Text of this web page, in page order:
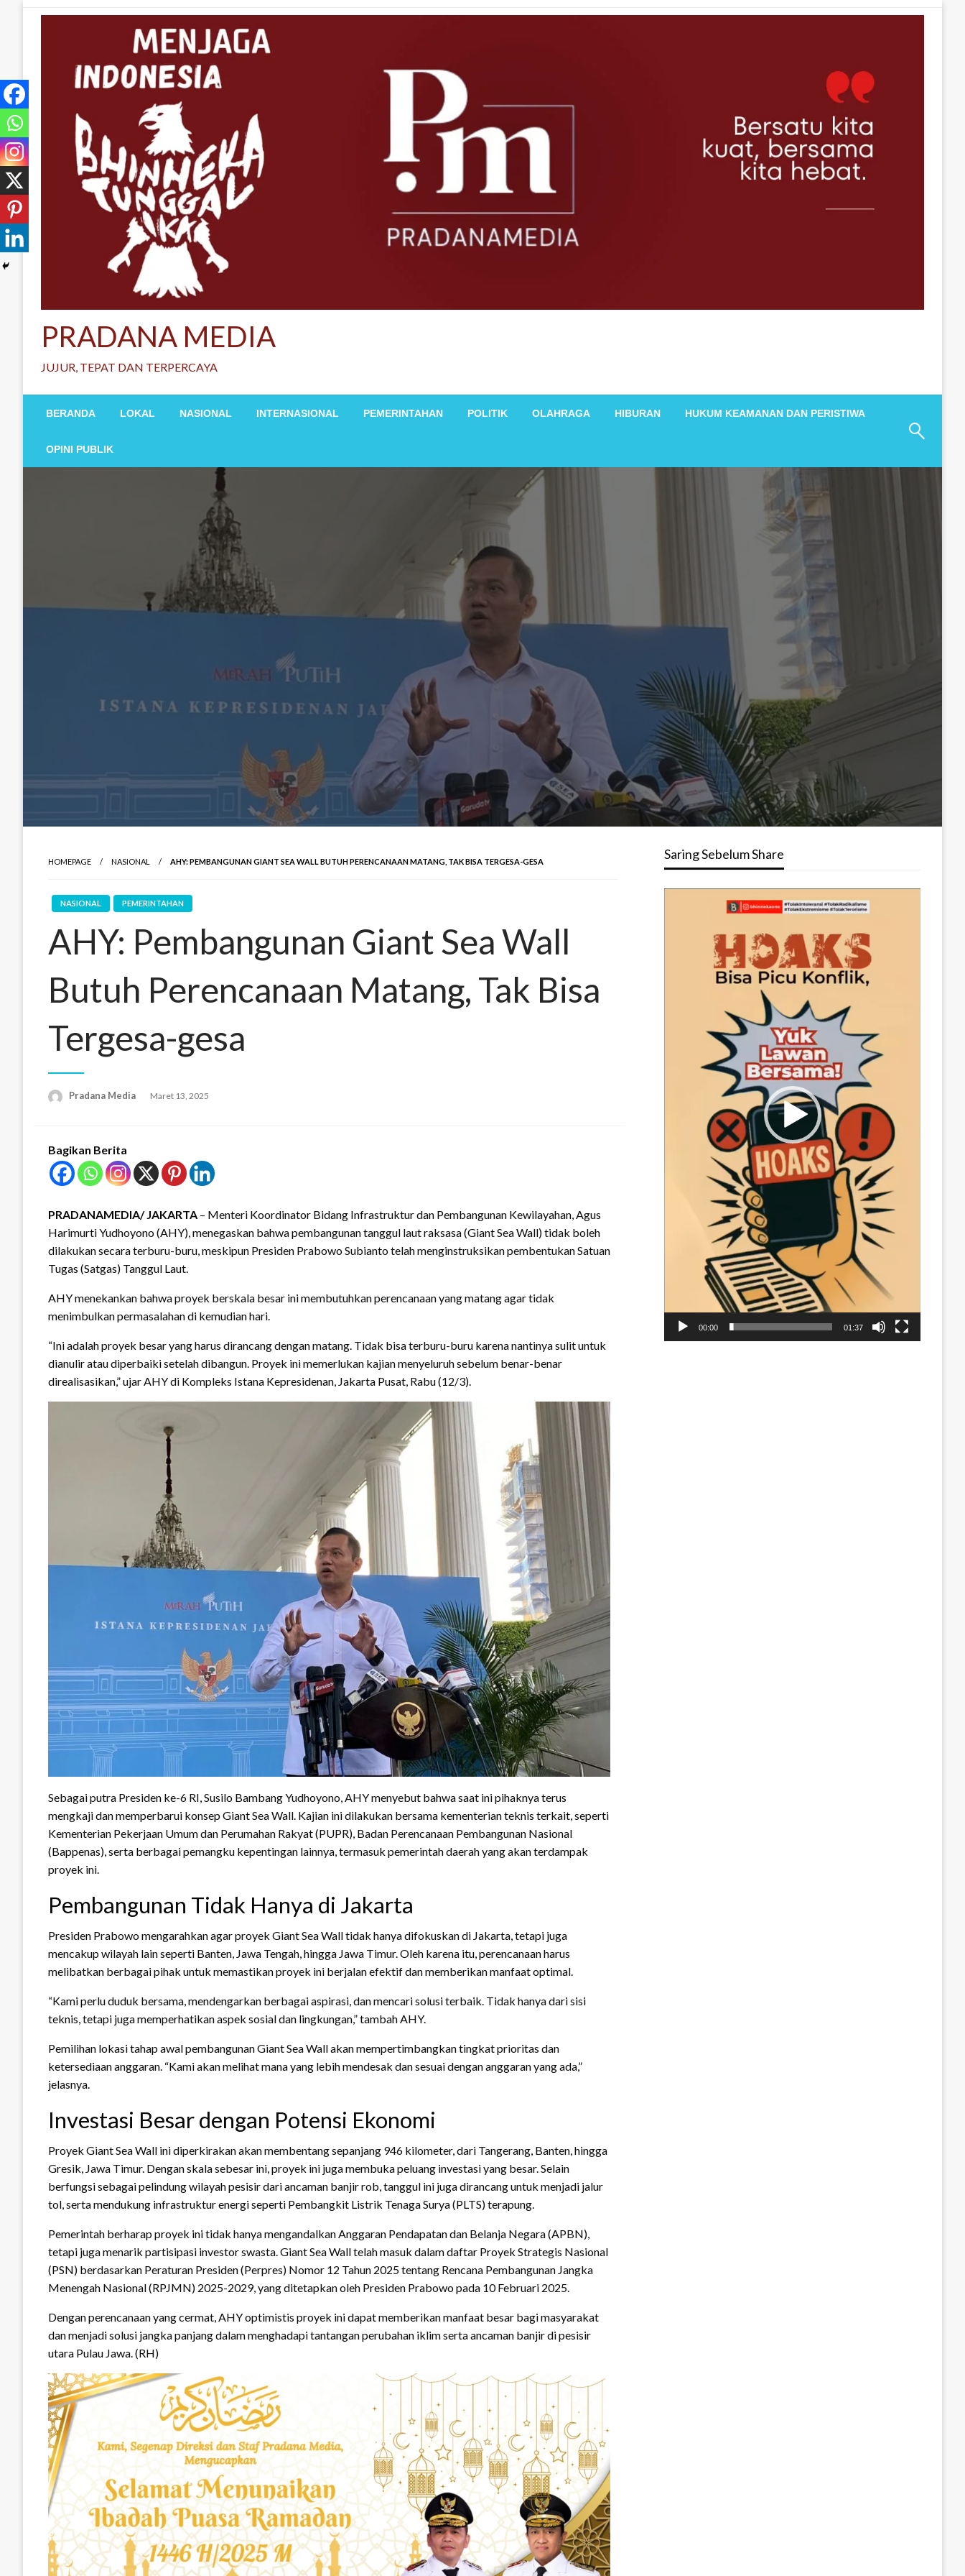
PRADANA MEDIA
JUJUR, TEPAT DAN TERPERCAYA
BERANDA LOKAL NASIONAL INTERNASIONAL PEMERINTAHAN POLITIK OLAHRAGA HIBURAN HUKUM KEAMANAN DAN PERISTIWA
OPINI PUBLIK
HOMEPAGE NASIONAL AHY: PEMBANGUNAN GIANT SEA WALL BUTUH PERENCANAAN MATANG, TAK BISA TERGESA-GESA
NASIONAL PEMERINTAHAN
AHY: Pembangunan Giant Sea Wall
Butuh Perencanaan Matang, Tak Bisa
Tergesa-gesa
Pradana Media Maret 13, 2025
Bagikan Berita
PRADANAMEDIA/ JAKARTA – Menteri Koordinator Bidang Infrastruktur dan Pembangunan Kewilayahan, Agus
Harimurti Yudhoyono (AHY), menegaskan bahwa pembangunan tanggul laut raksasa (Giant Sea Wall) tidak boleh
dilakukan secara terburu-buru, meskipun Presiden Prabowo Subianto telah menginstruksikan pembentukan Satuan
Tugas (Satgas) Tanggul Laut.
AHY menekankan bahwa proyek berskala besar ini membutuhkan perencanaan yang matang agar tidak
menimbulkan permasalahan di kemudian hari.
“Ini adalah proyek besar yang harus dirancang dengan matang. Tidak bisa terburu-buru karena nantinya sulit untuk
dianulir atau diperbaiki setelah dibangun. Proyek ini memerlukan kajian menyeluruh sebelum benar-benar
direalisasikan,” ujar AHY di Kompleks Istana Kepresidenan, Jakarta Pusat, Rabu (12/3).
Sebagai putra Presiden ke-6 RI, Susilo Bambang Yudhoyono, AHY menyebut bahwa saat ini pihaknya terus
mengkaji dan memperbarui konsep Giant Sea Wall. Kajian ini dilakukan bersama kementerian teknis terkait, seperti
Kementerian Pekerjaan Umum dan Perumahan Rakyat (PUPR), Badan Perencanaan Pembangunan Nasional
(Bappenas), serta berbagai pemangku kepentingan lainnya, termasuk pemerintah daerah yang akan terdampak
proyek ini.
Pembangunan Tidak Hanya di Jakarta
Presiden Prabowo mengarahkan agar proyek Giant Sea Wall tidak hanya difokuskan di Jakarta, tetapi juga
mencakup wilayah lain seperti Banten, Jawa Tengah, hingga Jawa Timur. Oleh karena itu, perencanaan harus
melibatkan berbagai pihak untuk memastikan proyek ini berjalan efektif dan memberikan manfaat optimal.
“Kami perlu duduk bersama, mendengarkan berbagai aspirasi, dan mencari solusi terbaik. Tidak hanya dari sisi
teknis, tetapi juga memperhatikan aspek sosial dan lingkungan,” tambah AHY.
Pemilihan lokasi tahap awal pembangunan Giant Sea Wall akan mempertimbangkan tingkat prioritas dan
ketersediaan anggaran. “Kami akan melihat mana yang lebih mendesak dan sesuai dengan anggaran yang ada,”
jelasnya.
Investasi Besar dengan Potensi Ekonomi
Proyek Giant Sea Wall ini diperkirakan akan membentang sepanjang 946 kilometer, dari Tangerang, Banten, hingga
Gresik, Jawa Timur. Dengan skala sebesar ini, proyek ini juga membuka peluang investasi yang besar. Selain
berfungsi sebagai pelindung wilayah pesisir dari ancaman banjir rob, tanggul ini juga dirancang untuk menjadi jalur
tol, serta mendukung infrastruktur energi seperti Pembangkit Listrik Tenaga Surya (PLTS) terapung.
Pemerintah berharap proyek ini tidak hanya mengandalkan Anggaran Pendapatan dan Belanja Negara (APBN),
tetapi juga menarik partisipasi investor swasta. Giant Sea Wall telah masuk dalam daftar Proyek Strategis Nasional
(PSN) berdasarkan Peraturan Presiden (Perpres) Nomor 12 Tahun 2025 tentang Rencana Pembangunan Jangka
Menengah Nasional (RPJMN) 2025-2029, yang ditetapkan oleh Presiden Prabowo pada 10 Februari 2025.
Dengan perencanaan yang cermat, AHY optimistis proyek ini dapat memberikan manfaat besar bagi masyarakat
dan menjadi solusi jangka panjang dalam menghadapi tantangan perubahan iklim serta ancaman banjir di pesisir
utara Pulau Jawa. (RH)
Saring Sebelum Share
00:00 01:37